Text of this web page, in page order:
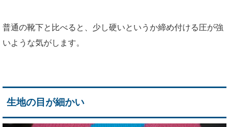
普通の靴下と比べると、少し硬いというか締め付ける圧が強
いような気がします。
生地の目が細かい